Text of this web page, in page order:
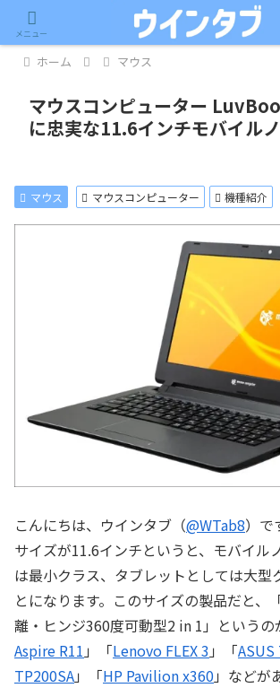
記事内に広告が含まれています。
ホーム マウス
マウスコンピューター
に忠実な11.6インチモバイル
マウス マウスコンピューター 機種紹介
こんにちは、ウインタブ（@WTab8）で
サイズが11.6インチというと、モバイル
は最小クラス、タブレットとしては大型
とになります。このサイズの製品だと、
離・ヒンジ360度可動型2 in 1」というの
Aspire R11 」「Lenovo FLEX 3 」「
TP200SA」「HP Pavilion x360」などが
メニュー